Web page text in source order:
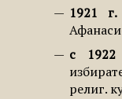
1921 г.
с
религ.